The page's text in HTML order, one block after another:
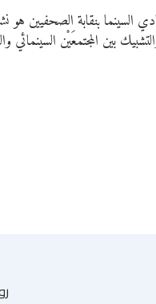
السينما بنقابة الصحفيين هو
بين المجتمعَيْن